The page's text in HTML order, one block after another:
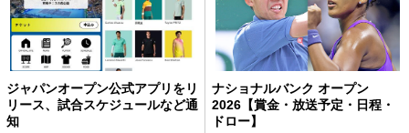
ジャパンオープン公式アプリをリ
リース、試合スケジュールなど通
知
ナショナルバンク オープン
2026【賞金・放送予定・日程・
ドロー】